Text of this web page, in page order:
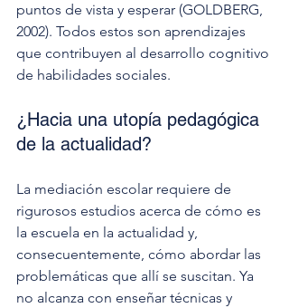
puntos de vista y esperar (GOLDBERG,
2002). Todos estos son aprendizajes
que contribuyen al desarrollo cognitivo
de habilidades sociales.
¿Hacia una utopía pedagógica
de la actualidad?
La mediación escolar requiere de
rigurosos estudios acerca de cómo es
la escuela en la actualidad y,
consecuentemente, cómo abordar las
problemáticas que allí se suscitan. Ya
no alcanza con enseñar técnicas y